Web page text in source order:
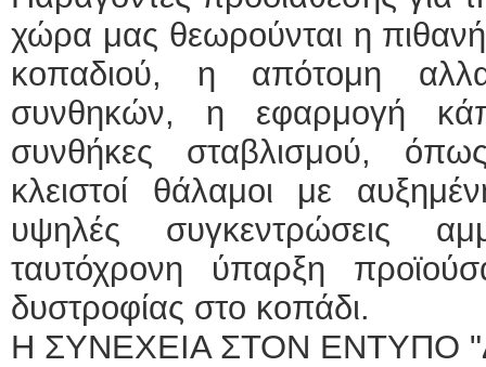
χώρα μας θεωρούνται η
κοπαδιού, η απότομη
συνθηκών, η εφαρμογή
συνθήκες σταβλισμού,
κλειστοί θάλαμοι με
υψηλές συγκεντρώσεις
ταυτόχρονη ύπαρξη
δυστροφίας στο κοπάδι.
Η ΣΥΝΕΧΕΙΑ ΣΤΟΝ ΕΝΤΥΠΟ